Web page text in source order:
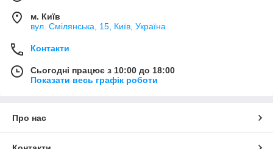
м. Київ
вул. Смілянська, 15, Київ, Україна
Контакти
Сьогодні працює з 10:00 до 18:00
Показати весь графік роботи
Про нас